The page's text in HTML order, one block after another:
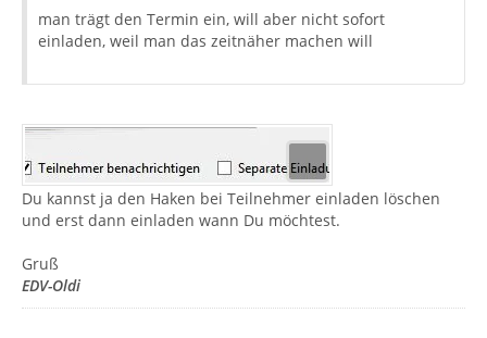
man trägt den Termin ein, will aber nicht sofort
einladen, weil man das zeitnäher machen will
Du kannst ja den Haken bei Teilnehmer einladen löschen
und erst dann einladen wann Du möchtest.
Gruß
EDV-Oldi